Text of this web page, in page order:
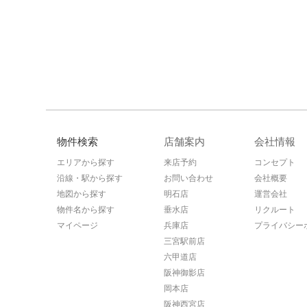
物件検索
エリアから探す
沿線・駅から探す
地図から探す
物件名から探す
マイページ
店舗案内
来店予約
お問い合わせ
明石店
垂水店
兵庫店
三宮駅前店
六甲道店
阪神御影店
岡本店
阪神西宮店
会社情報
コンセプト
会社概要
運営会社
リクルート
プライバシー